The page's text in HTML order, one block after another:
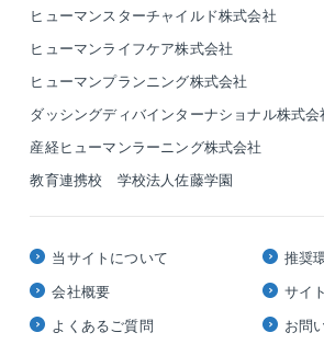
す。
ヒューマンスターチャイルド株式会社
ヒューマンライフケア株式会社
ヒューマンプランニング株式会社
ダッシングディバインターナショナル株式会
産経ヒューマンラーニング株式会社
教育連携校 学校法人佐藤学園
当サイトについて
会社概要
よくあるご質問
推奨
サイ
お問